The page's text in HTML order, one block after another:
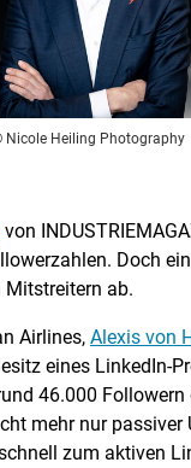
Nicole Heiling Photography
von
Doch
ab.
Airlines, Alexis von
eines LinkedIn-
46.000
mehr nur passiver
zum aktiven